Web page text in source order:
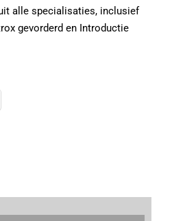
alle specialisaties, inclusief
gevorderd en Introductie